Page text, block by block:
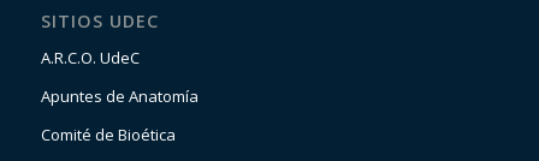
SITIOS UDEC
A.R.C.O. UdeC
Apuntes de Anatomía
Comité de Bioética